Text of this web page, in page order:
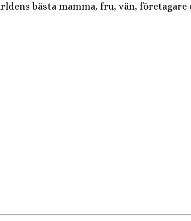
bästa mamma, fru, vän,